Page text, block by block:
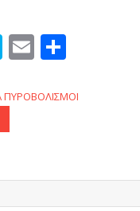
Skype
Email
ΠΥΡΟΒΟΛΙΣΜΟΙ